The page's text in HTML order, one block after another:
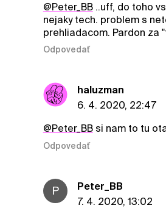
@Peter_BB..uff, do toho
nejaky tech. problem s
prehliadacom. Pardon za
Odpovedať
haluzman
6. 4. 2020, 22:47
@Peter_BBsi nam to tu
Odpovedať
P
Peter_BB
7. 4. 2020, 13:02